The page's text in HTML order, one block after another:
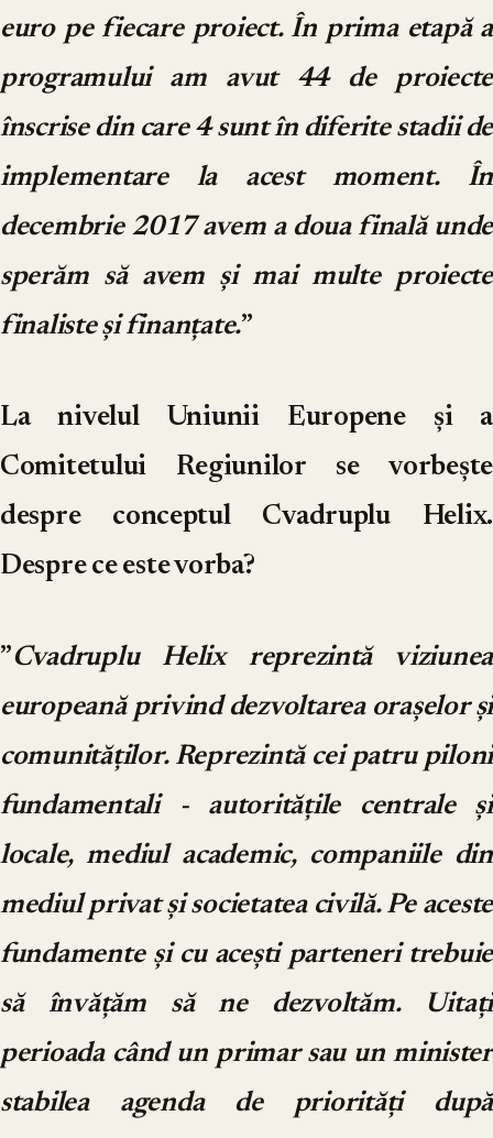
euro pe fiecare proiect. În prima etapă a
programului am avut 44 de proiecte
înscrise din care 4 sunt în diferite stadii de
implementare la acest moment. În
decembrie 2017 avem a doua finală unde
sperăm să avem și mai multe proiecte
finaliste și finanțate.”
La nivelul Uniunii Europene și a
Comitetului Regiunilor se vorbește
despre conceptul Cvadruplu Helix.
Despre ce este vorba?
”Cvadruplu Helix reprezintă viziunea
europeană privind dezvoltarea orașelor și
comunităților. Reprezintă cei patru piloni
fundamentali - autoritățile centrale și
locale, mediul academic, companiile din
mediul privat și societatea civilă. Pe aceste
fundamente și cu acești parteneri trebuie
să învățăm să ne dezvoltăm. Uitați
perioada când un primar sau un minister
stabilea agenda de priorități după